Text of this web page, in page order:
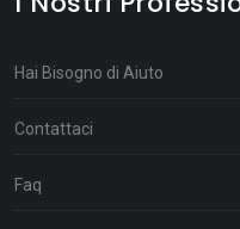
Hai Bisogno di Aiuto
Contattaci
Faq